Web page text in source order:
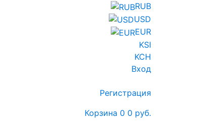
RUB
USD
EUR
KSI
KCH
Вход
Регистрация
Корзина 0 0 руб.